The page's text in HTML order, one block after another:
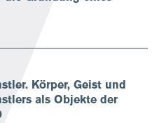
Körper, Geist und
als Objekte der